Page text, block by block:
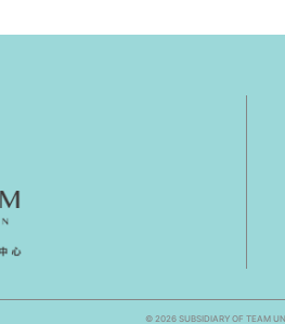
© 2026 SUBSIDIARY OF TEAM